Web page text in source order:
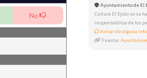
No
Ayuntamiento de El
Cultura El Ejido no se
responsabiliza de los
Avisar de alguna
Fuente: